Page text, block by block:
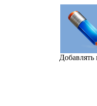
Добавлять